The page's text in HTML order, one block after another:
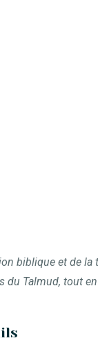
biblique et de
Talmud, tout